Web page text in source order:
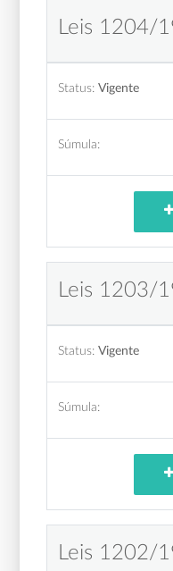
Leis 1204/
Status: Vigente
Súmula:
Leis 1203/
Status: Vigente
Súmula:
Leis 1202/